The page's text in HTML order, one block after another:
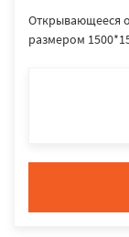
Открывающееся
размером